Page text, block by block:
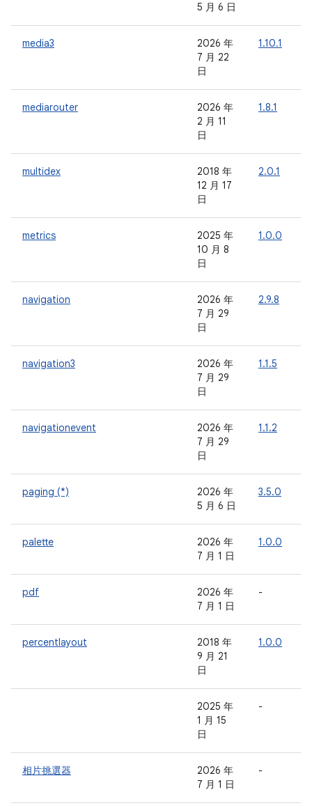
5 月 6 日
media3
2026 年
7 月 22
日
1.10.1
mediarouter
2026 年
2 月 11
日
1.8.1
multidex
2018 年
12 月 17
日
2.0.1
metrics
2025 年
10 月 8
日
1.0.0
navigation
2026 年
7 月 29
日
2.9.8
navigation3
2026 年
7 月 29
日
1.1.5
navigationevent
2026 年
7 月 29
日
1.1.2
paging (*)
2026 年
5 月 6 日
3.5.0
palette
2026 年
7 月 1 日
1.0.0
pdf
2026 年
7 月 1 日
-
percentlayout
2018 年
9 月 21
日
1.0.0
2025 年
1 月 15
日
-
相片挑選器
2026 年
7 月 1 日
-